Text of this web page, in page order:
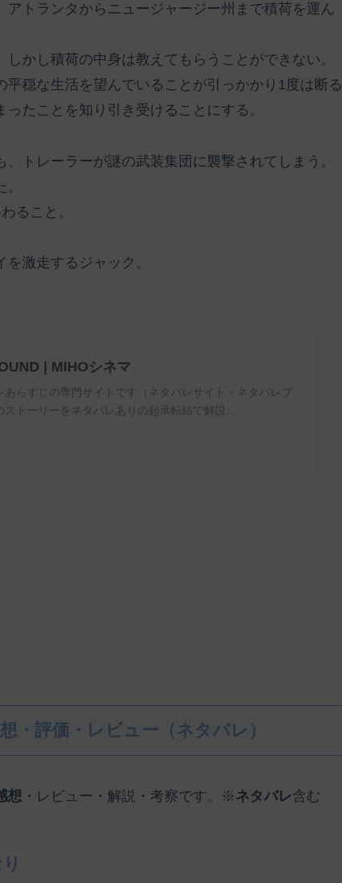
トランタからニュージャージー州まで積荷を運ん
かし積荷の中身は教えてもらうことができない。
穏な生活を望んでいることが引っかかり1度は断る
たことを知り引き受けることにする。
トレーラーが謎の武装集団に襲撃されてしまう。
ること。
激走するジャック。
| MIHOシネマ
あらすじの専門サイトです（ネタバレサイト・ネタバレブ
ストーリーをネタバレありの起承転結で解説...
・評価・レビュー（ネタバレ）
想 ・レビュー・解説・考察です。※ ネタバレ含む